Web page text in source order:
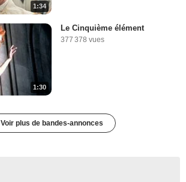
1:34
1:30
Le Cinquième élément
377 378 vues
Voir plus de bandes-annonces